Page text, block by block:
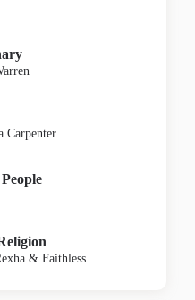
Carpenter
& Faithless